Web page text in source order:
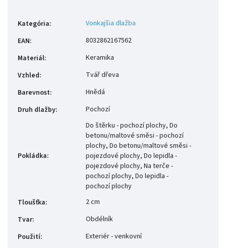
Kategória:
Vonkajšia dlažba
EAN:
8032862167562
Materiál:
Keramika
Vzhled:
Tvář dřeva
Barevnost:
Hnědá
Druh dlažby: Pochozí
Pokládka:
Do štěrku - pochozí plochy, Do
betonu/maltové směsi - pochozí
plochy, Do betonu/maltové směsi -
pojezdové plochy, Do lepidla -
pojezdové plochy, Na terče -
pochozí plochy, Do lepidla -
pochozí plochy
Tloušťka:
2 cm
Tvar:
Obdélník
Použití:
Exteriér - venkovní